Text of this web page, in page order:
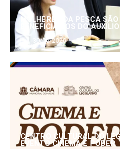
MULHERES DA PESCA
BENEFICIÁRIOS DO
30/06/2026
CENTRO CULTURAL DO
EVENTO CINEMA E PODER